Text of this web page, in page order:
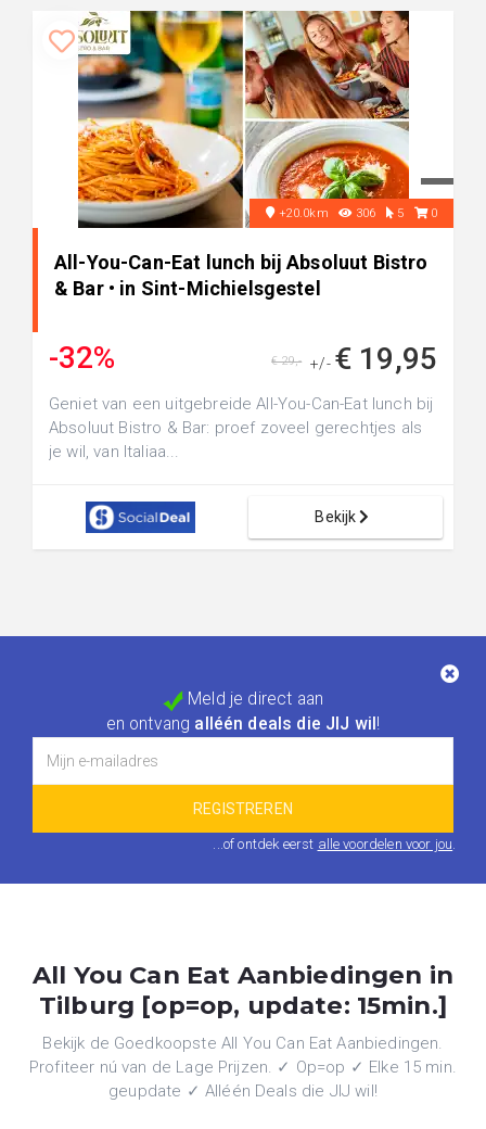
+20.0km 306 5 0
All-You-Can-Eat lunch bij Absoluut Bistro
& Bar • in Sint-Michielsgestel
-32% +/- € 19,95
€ 29,-
Geniet van een uitgebreide All-You-Can-Eat lunch bij
Absoluut Bistro & Bar: proef zoveel gerechtjes als
je wil, van Italiaa...
Bekijk
Meld je direct aan
en ontvang alléén deals die JIJ wil !
...of ontdek eerst alle voordelen voor jou.
All You Can Eat Aanbiedingen in
Tilburg [op=op, update: 15min.]
Bekijk de Goedkoopste All You Can Eat Aanbiedingen.
Profiteer nú van de Lage Prijzen. ✓ Op=op ✓ Elke 15 min.
geupdate ✓ Alléén Deals die JIJ wil!